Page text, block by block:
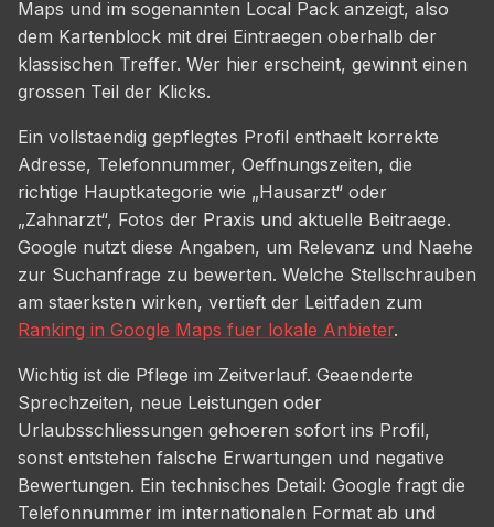
Maps und im sogenannten Local Pack anzeigt, also
dem Kartenblock mit drei Eintraegen oberhalb der
klassischen Treffer. Wer hier erscheint, gewinnt einen
grossen Teil der Klicks.
Ein vollstaendig gepflegtes Profil enthaelt korrekte
Adresse, Telefonnummer, Oeffnungszeiten, die
richtige Hauptkategorie wie „Hausarzt“ oder
„Zahnarzt“, Fotos der Praxis und aktuelle Beitraege.
Google nutzt diese Angaben, um Relevanz und Naehe
zur Suchanfrage zu bewerten. Welche Stellschrauben
am staerksten wirken, vertieft der Leitfaden zum
Ranking in Google Maps fuer lokale Anbieter.
Wichtig ist die Pflege im Zeitverlauf. Geaenderte
Sprechzeiten, neue Leistungen oder
Urlaubsschliessungen gehoeren sofort ins Profil,
sonst entstehen falsche Erwartungen und negative
Bewertungen. Ein technisches Detail: Google fragt die
Telefonnummer im internationalen Format ab und